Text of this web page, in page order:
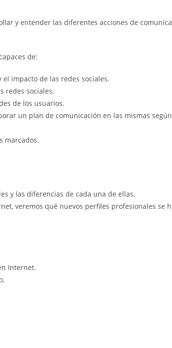
y entender las diferentes acciones de
de:
impacto de las redes sociales.
redes sociales.
de los usuarios.
un plan de comunicación en las mismas
marcados.
y las diferencias de cada una de ellas.
veremos qué nuevos perfiles profesionales se
Internet.